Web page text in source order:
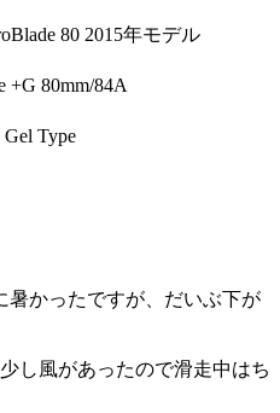
80 2015年モデル
+G 80mm/84A
Type
暑かったですが、だいぶ下が
し風があったので滑走中はち